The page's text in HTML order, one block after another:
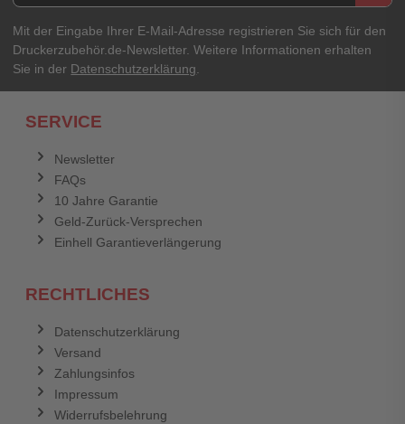
Mit der Eingabe Ihrer E-Mail-Adresse registrieren Sie sich für den
Druckerzubehör.de-Newsletter. Weitere Informationen erhalten
Sie in der Datenschutzerklärung
SERVICE
Newsletter
FAQs
10 Jahre Garantie
Geld-Zurück-Versprechen
Einhell Garantieverlängerung
RECHTLICHES
Datenschutzerklärung
Versand
Zahlungsinfos
Impressum
Widerrufsbelehrung